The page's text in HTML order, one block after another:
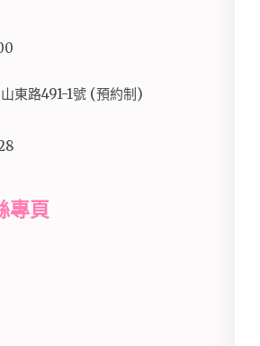
東路491-1號 (預約制)
專頁